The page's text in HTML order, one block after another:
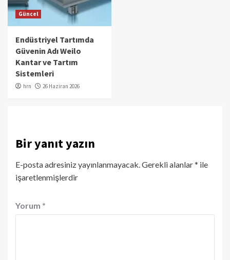
Güncel
Endüstriyel Tartımda
Güvenin Adı Weilo
Kantar ve Tartım
Sistemleri
hrn 26 Haziran 2026
Bir yanıt yazın
E-posta adresiniz yayınlanmayacak.Gerekli alanlar* ile
işaretlenmişlerdir
Yorum *